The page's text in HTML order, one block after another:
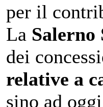
per il
La Salerno
dei
relative a
sino ad